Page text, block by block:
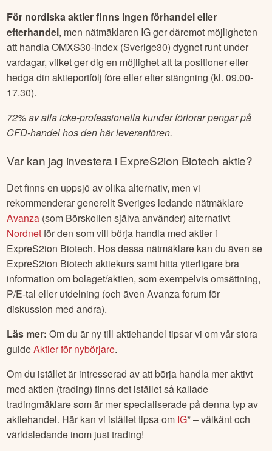
För nordiska aktier finns ingen förhandel eller
efterhandel, men nätmäklaren IG ger däremot möjligheten
att handla OMXS30-index (Sverige30) dygnet runt under
vardagar, vilket ger dig en möjlighet att ta positioner eller
hedga din aktieportfölj före eller efter stängning (kl. 09.00-
17.30).
72% av alla icke-professionella kunder förlorar pengar på
CFD-handel hos den här leverantören.
Var kan jag investera iExpreS2ion Biotech aktie?
Det finns en uppsjö av olika alternativ, men vi
rekommenderar generellt Sveriges ledande nätmäklare
Avanza (som Börskollen själva använder) alternativt
Nordnetför den som vill börja handla med aktier i
ExpreS2ion Biotech. Hos dessa nätmäklare kan du även se
ExpreS2ion Biotech aktiekurs samt hitta ytterligare bra
information om bolaget/aktien, som exempelvis omsättning,
P/E-tal eller utdelning (och även Avanza forum för
diskussion med andra).
Läs mer: Om du är ny till aktiehandel tipsar vi om vår stora
guideAktier för nybörjare.
Om du istället är intresserad av att börja handla mer aktivt
med aktien (trading) finns det istället så kallade
tradingmäklare som är mer specialiserade på denna typ av
aktiehandel. Här kan vi istället tipsa om IG* – välkänt och
världsledande inom just trading!